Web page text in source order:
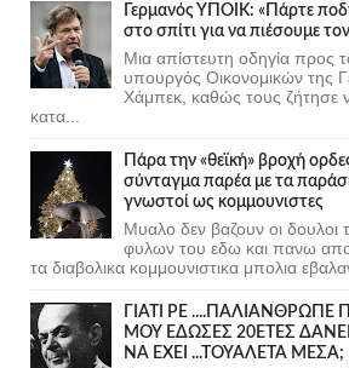
Γερμανός ΥΠΟΙΚ: «Πάρτε
στο σπίτι για να πιέσουμε
Μια απίστευτη οδηγία προς
υπουργός Οικονομικών της
Χάμπεκ, καθώς τους ζήτησε
κατα...
Πάρα την «θεϊκή» βροχή
σύνταγμα παρέα με τα
γνωστοί ως κομμουνιστες
Μυαλο δεν βαζουν οι δουλοι
φυλων του εδω και πανω
τα διαβολικα κομμουνιστικα μπολια
ΓΙΑΤΙ ΡΕ
ΜΟΥ ΕΔΩΣΕΣ 20ΕΤΕΣ
ΝΑ ΕΧΕΙ ...ΤΟΥΑΛΕΤΑ ΜΕΣΑ;